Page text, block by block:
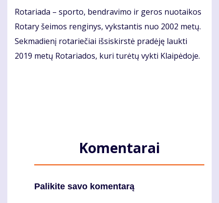
Ro­ta­ria­da – spor­to, ben­dra­vi­mo ir ge­ros nuo­tai­kos
Ro­ta­ry šei­mos ren­gi­nys, vyks­tan­tis nuo 2002 me­tų.
Sek­ma­die­nį ro­ta­rie­čiai iš­si­skirs­tė pra­dė­ję lauk­ti
2019 me­tų Ro­ta­ria­dos, ku­ri tu­rė­tų vyk­ti Klai­pė­do­je.
Komentarai
Palikite savo komentarą